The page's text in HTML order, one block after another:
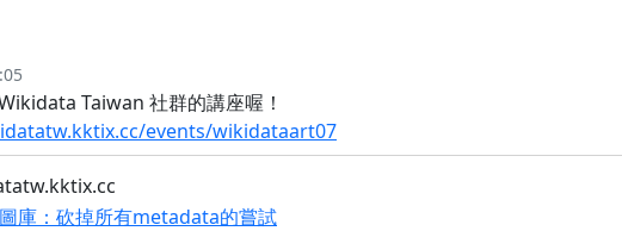
Taiwan 社群的講座喔！
events/wikidataart07
庫：砍掉所有metadata的嘗試